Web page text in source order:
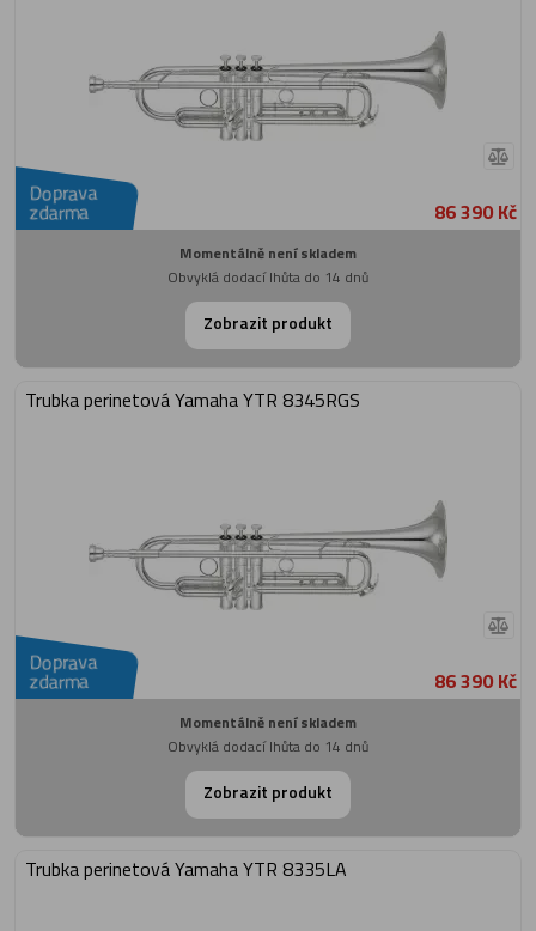
Doprava
zdarma 86 390 Kč
Momentálně není skladem
Obvyklá dodací lhůta do 14 dnů
Zobrazit produkt
Trubka perinetová Yamaha YTR 8345RGS
Doprava
zdarma 86 390 Kč
Momentálně není skladem
Obvyklá dodací lhůta do 14 dnů
Zobrazit produkt
Trubka perinetová Yamaha YTR 8335LA